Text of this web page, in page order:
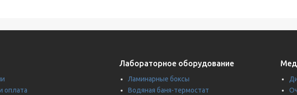
оплата
Лабораторное оборудование
Ламинарные боксы
Водяная баня-термостат